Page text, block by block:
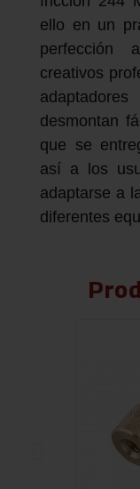
ello en un
perfección
creativos
desmontan
que se
así a los
adaptarse a
diferentes